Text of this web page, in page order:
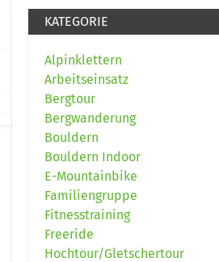
KATEGORIE
Alpinklettern
Arbeitseinsatz
Bergtour
Bergwanderung
Bouldern
Bouldern Indoor
E-Mountainbike
Familiengruppe
Fitnesstraining
Freeride
Hochtour/Gletschertour